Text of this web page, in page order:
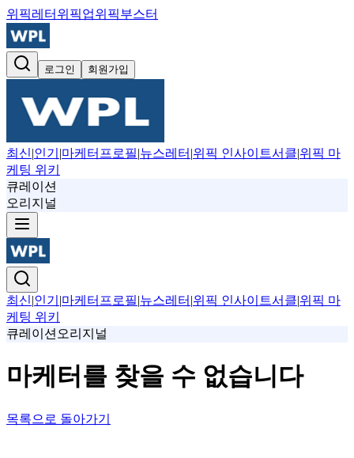
위픽레터 위픽업위픽부스터
로그인 회원가입
최신|인기 |마케터프로필|뉴스레터 |위픽 인사이트서클|위픽 마
케팅 위키
큐레이션
오리지널
최신|인기 |마케터프로필|뉴스레터 |위픽 인사이트서클|위픽 마
케팅 위키
큐레이션 오리지널
마케터를 찾을 수 없습니다
목록으로 돌아가기